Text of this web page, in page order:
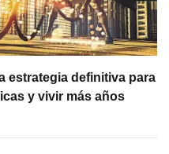
estrategia definitiva para
y vivir más años